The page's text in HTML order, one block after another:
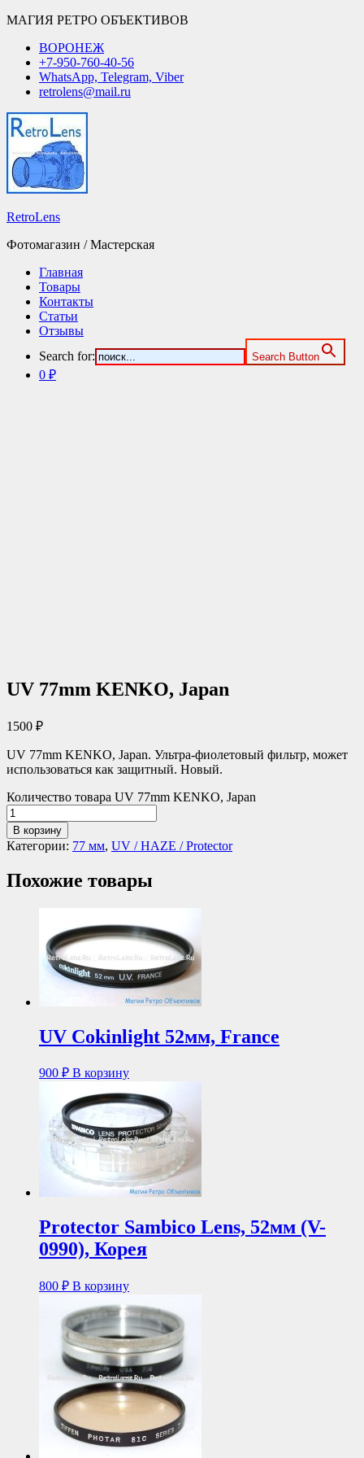
МАГИЯ РЕТРО ОБЪЕКТИВОВ
ВОРОНЕЖ
+7-950-760-40-56
WhatsApp, Telegram, Viber
retrolens@mail.ru
RetroLens
Фотомагазин / Мастерская
Главная
Товары
Контакты
Статьи
Отзывы
Search for:
Search Button
0 ₽
UV 77mm KENKO, Japan
1500 ₽
UV 77mm KENKO, Japan. Ультра-фиолетовый фильтр, может
использоваться как защитный. Новый.
Количество товара UV 77mm KENKO, Japan
В корзину
Категории: 77 мм, UV / HAZE / Protector
Похожие товары
UV Cokinlight 52мм, France
900 ₽ В корзину
Protector Sambico Lens, 52мм (V-
0990), Корея
800 ₽ В корзину